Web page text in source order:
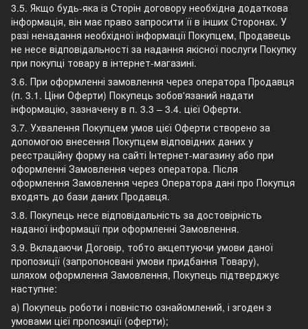
3.5. Якщо будь-яка із Сторін договору необхідна додаткова
інформація, він має право запросити її в інших Сторонах. У
разі ненадання необхідної інформації Покупцем, Продавець
не несе відповідальності за надання якісної послуги Покупку
при покупці товару в інтернет-магазині.
3.6. При оформленні замовлення через оператора Продавця
(п. 3.1. Ціни Оферти) Покупець зобов'язаний надати
інформацію, зазначену в п. 3.3 – 3.4. цієї Оферти.
3.7. Ухвалення Покупцем умов цієї Оферти створено за
допомогою внесення Покупцем відповідних даних у
реєстраційну форму на сайті Інтернет-магазину або при
оформленні Замовлення через оператора. Після
оформлення Замовлення через Оператора дані про Покупця
входять до бази даних Продавця.
3.8. Покупець несе відповідальність за достовірність
наданої інформації при оформленні Замовлення.
3.9. Вкладаючи Договір, тобто акцептуючи умови даної
пропозиції (запропоновані умови придбання Товару),
шляхом оформлення Замовлення, Покупець підтверджує
наступне:
а) Покупець роботи і повністю ознайомлений, і згоден з
умовами цієї пропозиції (оферти);